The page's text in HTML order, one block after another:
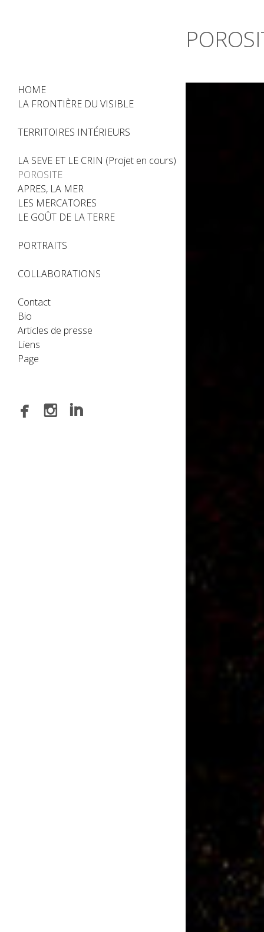
HOME
LA FRONTIÈRE DU VISIBLE
TERRITOIRES INTÉRIEURS
LA SEVE ET LE CRIN (Projet en cours)
POROSITE
APRES, LA MER
LES MERCATORES
LE GOÛT DE LA TERRE
PORTRAITS
COLLABORATIONS
Contact
Bio
Articles de presse
Liens
Page